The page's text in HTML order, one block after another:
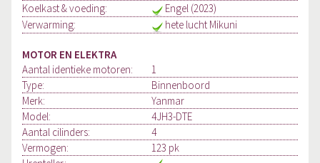
Koelkast & voeding:
Engel (2023)
Verwarming:
hete lucht Mikuni
MOTOR EN ELEKTRA
Aantal identieke motoren:
1
Type:
Binnenboord
Merk:
Yanmar
Model:
4JH3-DTE
Aantal cilinders:
4
Vermogen:
123 pk